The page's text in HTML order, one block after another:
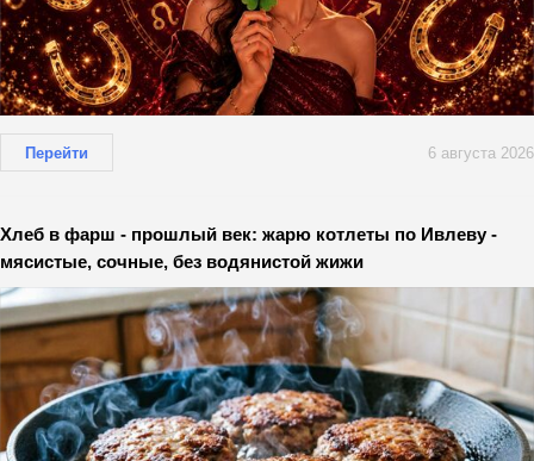
Перейти 6 августа 2026
Хлеб в фарш - прошлый век: жарю котлеты по Ивлеву -
мясистые, сочные, без водянистой жижи